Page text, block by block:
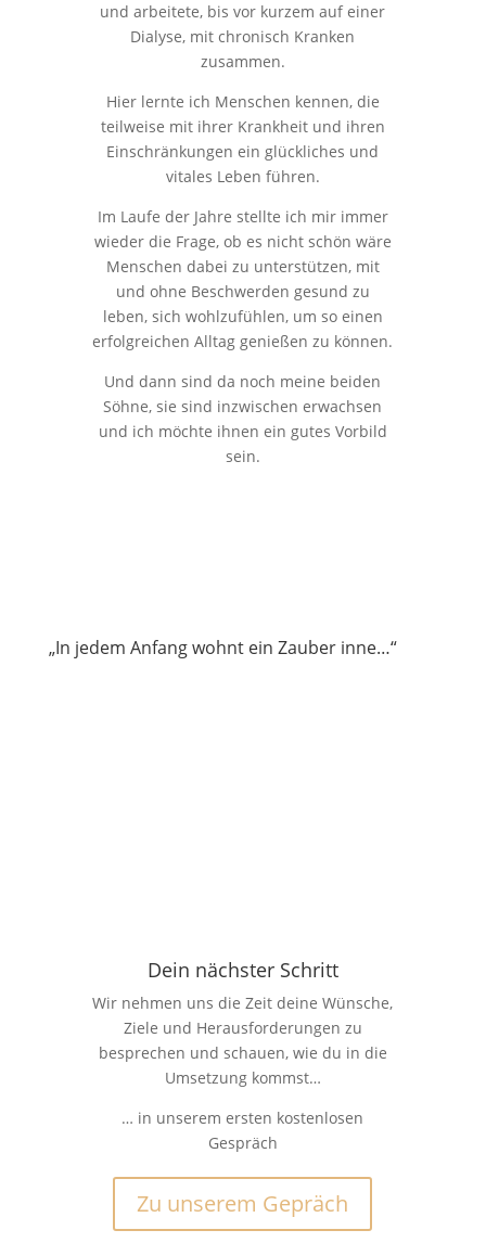
und arbeitete, bis vor kurzem auf einer
Dialyse, mit chronisch Kranken
zusammen.
Hier lernte ich Menschen kennen, die
teilweise mit ihrer Krankheit und ihren
Einschränkungen ein glückliches und
vitales Leben führen.
Im Laufe der Jahre stellte ich mir immer
wieder die Frage, ob es nicht schön wäre
Menschen dabei zu unterstützen, mit
und ohne Beschwerden gesund zu
leben, sich wohlzufühlen, um so einen
erfolgreichen Alltag genießen zu können.
Und dann sind da noch meine beiden
Söhne, sie sind inzwischen erwachsen
und ich möchte ihnen ein gutes Vorbild
sein.
„In jedem Anfang wohnt ein Zauber inne…“
Dein nächster Schritt
Wir nehmen uns die Zeit deine Wünsche,
Ziele und Herausforderungen zu
besprechen und schauen, wie du in die
Umsetzung kommst…
… in unserem ersten kostenlosen
Gespräch
Zu unserem Gepräch